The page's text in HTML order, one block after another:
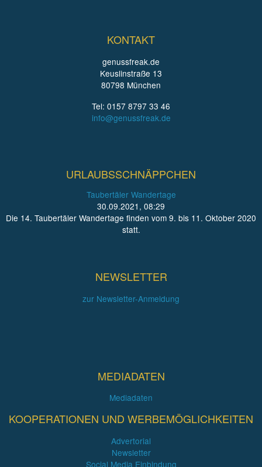
KONTAKT
genussfreak.de
Keuslinstraße 13
80798 München
Tel: 0157 8797 33 46
info@genussfreak.de
URLAUBSSCHNÄPPCHEN
Taubertäler Wandertage
30.09.2021, 08:29
Die 14. Taubertäler Wandertage finden vom 9. bis 11. Oktober 2020
statt.
NEWSLETTER
zur Newsletter-Anmeldung
MEDIADATEN
Mediadaten
KOOPERATIONEN UND WERBEMÖGLICHKEITEN
Advertorial
Newsletter
Social Media Einbindung